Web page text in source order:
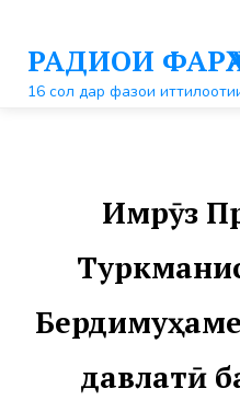
контентуРАДИОИ
16 сол дар фазои
Имрӯз
давлатӣ